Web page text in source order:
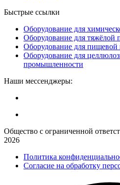
Быстрые ссылки
Оборудование для
Оборудование для тяжёлой
Оборудование для
Оборудование для
промышленности
Наши мессенджеры:
Общество с ограниченной
2026
Политика
Согласие на обработку